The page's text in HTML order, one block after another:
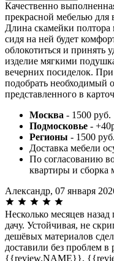
Качественно
прекрасной мебелью для
Длина скамейки
сидя на ней будет
облокотиться и принять
изделие мягкими
вечерних посиделок.
подобрать необходимый
представленного в
Москва - 1500 руб.
Подмосковье -
Регионы - 1500
Доставка мебели
По согласованию
квартиры и сборка
Александр, 07 января
Несколько месяцев
дачу. Устойчивая, не
дешёвых материалов
доставили без проблем в
{{review.NAME}},